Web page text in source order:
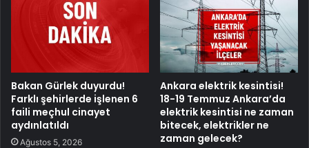
Bakan Gürlek duyurdu!
Farklı şehirlerde işlenen 6
faili meçhul cinayet
aydınlatıldı
Ağustos 5, 2026
Ankara elektrik kesintisi!
18-19 Temmuz Ankara’da
elektrik kesintisi ne zaman
bitecek, elektrikler ne
zaman gelecek?